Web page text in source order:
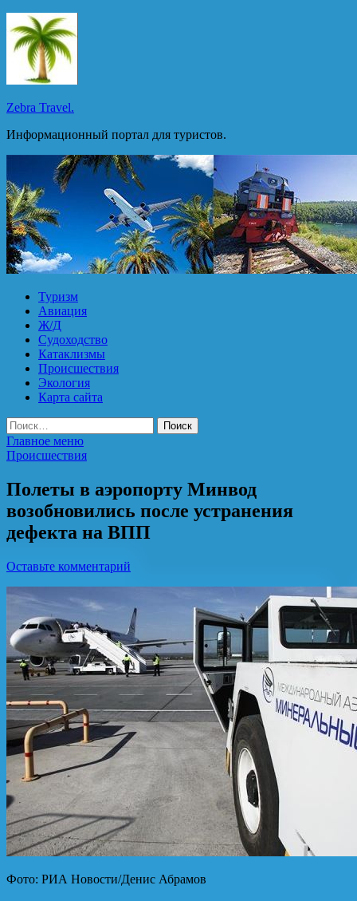
Перейти
к
содержимому
Zebra Travel.
Информационный портал для туристов.
Туризм
Авиация
Ж/Д
Судоходство
Катаклизмы
Происшествия
Экология
Карта сайта
Найти:
Главное меню
Происшествия
Полеты в аэропорту Минвод
возобновились после устранения
дефекта на ВПП
Оставьте комментарий
Фото: РИА Новости/Денис Абрамов